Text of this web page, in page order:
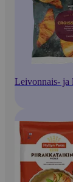
Leivonnais- ja